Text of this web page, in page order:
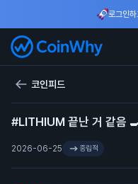
로그인
코인피드
#LITHIUM 끝난 거 같음
2026-06-25 중립적